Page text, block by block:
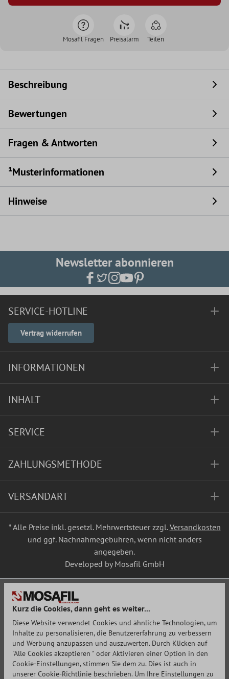
Mosafil Fragen Preisalarm Teilen
Beschreibung
Bewertungen
Fragen & Antworten
¹Musterinformationen
Hinweise
Newsletter abonnieren
SERVICE-HOTLINE
Vertrag widerrufen
INFORMATIONEN
INHALT
SERVICE
ZAHLUNGSMETHODE
VERSANDART
* Alle Preise inkl. gesetzl. Mehrwertsteuer zzgl.Versandkosten
und ggf. Nachnahmegebühren, wenn nicht anders
angegeben.
Developed by Mosafil GmbH
Kurz die Cookies, dann geht es weiter...
Diese Website verwendet Cookies und ähnliche Technologien, um
Inhalte zu personalisieren, die Benutzererfahrung zu verbessern
und Werbung anzupassen und auszuwerten. Durch Klicken auf
"Alle Cookies akzeptieren " oder Aktivieren einer Option in den
Cookie-Einstellungen, stimmen Sie dem zu. Dies ist auch in
unserer Cookie-Richtlinie beschrieben. Um Ihre Einstellungen zu